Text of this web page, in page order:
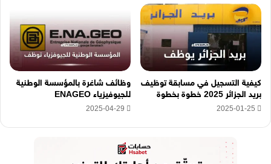
كيفية التسجيل في مسابقة توظيف
بريد الجزائر 2025 خطوة بخطوة
2025-01-25
وظائف شاغرة بالمؤسسة الوطنية
للجيوفيزياء ENAGEO
2025-04-29